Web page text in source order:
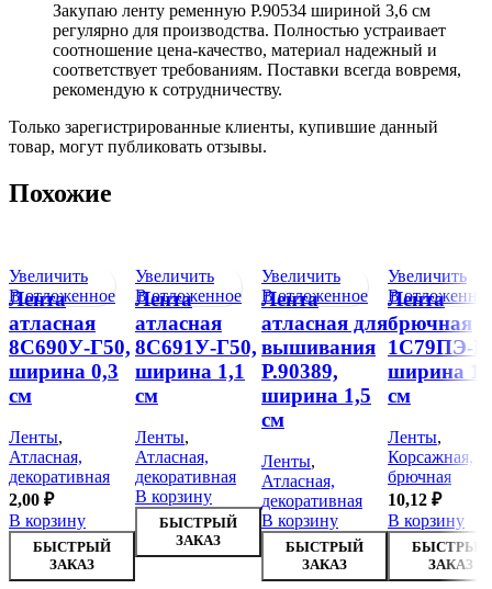
Закупаю ленту ременную Р.90534 шириной 3,6 см
регулярно для производства. Полностью устраивает
соотношение цена-качество, материал надежный и
соответствует требованиям. Поставки всегда вовремя,
рекомендую к сотрудничеству.
Только зарегистрированные клиенты, купившие данный
товар, могут публиковать отзывы.
Похожие
Увеличить
В отложенное
Лента
атласная
8С690У-Г50,
ширина 0,3
см
Ленты,
Атласная,
декоративная
2,00 ₽
В корзину
БЫСТРЫЙ
ЗАКАЗ
Увеличить
В отложенное
Лента
атласная
8С691У-Г50,
ширина 1,1
см
Ленты,
Атласная,
декоративная
В корзину
БЫСТРЫЙ
ЗАКАЗ
Увеличить
В отложенное
Лента
атласная для
вышивания
Р.90389,
ширина 1,5
см
Ленты,
Атласная,
декоративная
В корзину
БЫСТРЫЙ
ЗАКАЗ
Увеличить
В
Лента
брючная
1С79ПЭ-
ширина
см
Ленты,
Корсажная,
брючная
10,12 ₽
В корзину
БЫСТРЫЙ
ЗАКАЗ